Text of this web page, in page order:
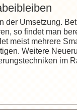
der Umsetzung.
so findet man
meist mehrere
Weitere
im